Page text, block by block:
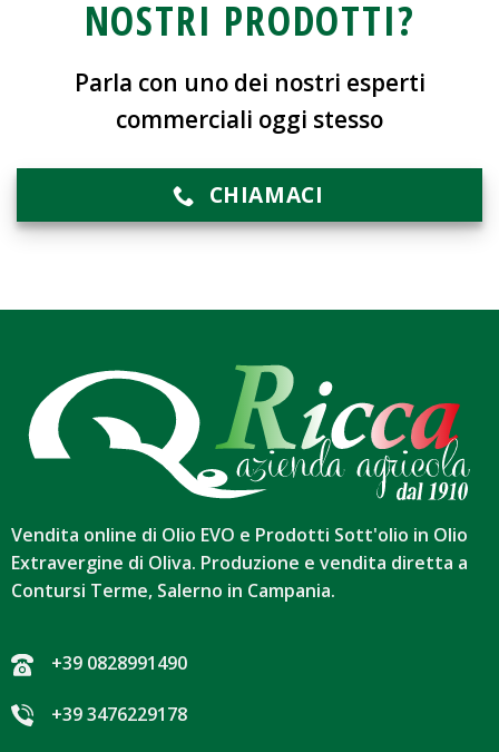
NOSTRI PRODOTTI?
Parla con uno dei nostri esperti
commerciali oggi stesso
CHIAMACI
Vendita online di Olio EVO e Prodotti Sott'olio in Olio
Extravergine di Oliva. Produzione e vendita diretta a
Contursi Terme, Salerno in Campania.
+39 0828991490
+39 3476229178